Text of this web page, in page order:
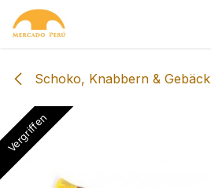
Zum Inhalt springen
Schoko, Knabbern & Gebäck
Vergriffen